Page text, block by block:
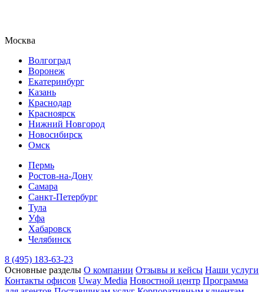
Москва
Волгоград
Воронеж
Екатеринбург
Казань
Краснодар
Красноярск
Нижний Новгород
Новосибирск
Омск
Пермь
Ростов-на-Дону
Самара
Санкт-Петербург
Тула
Уфа
Хабаровск
Челябинск
8 (495) 183-63-23
Основные разделы О компании Отзывы и кейсы Наши услуги
Контакты офисов Uway Media Новостной центр Программа